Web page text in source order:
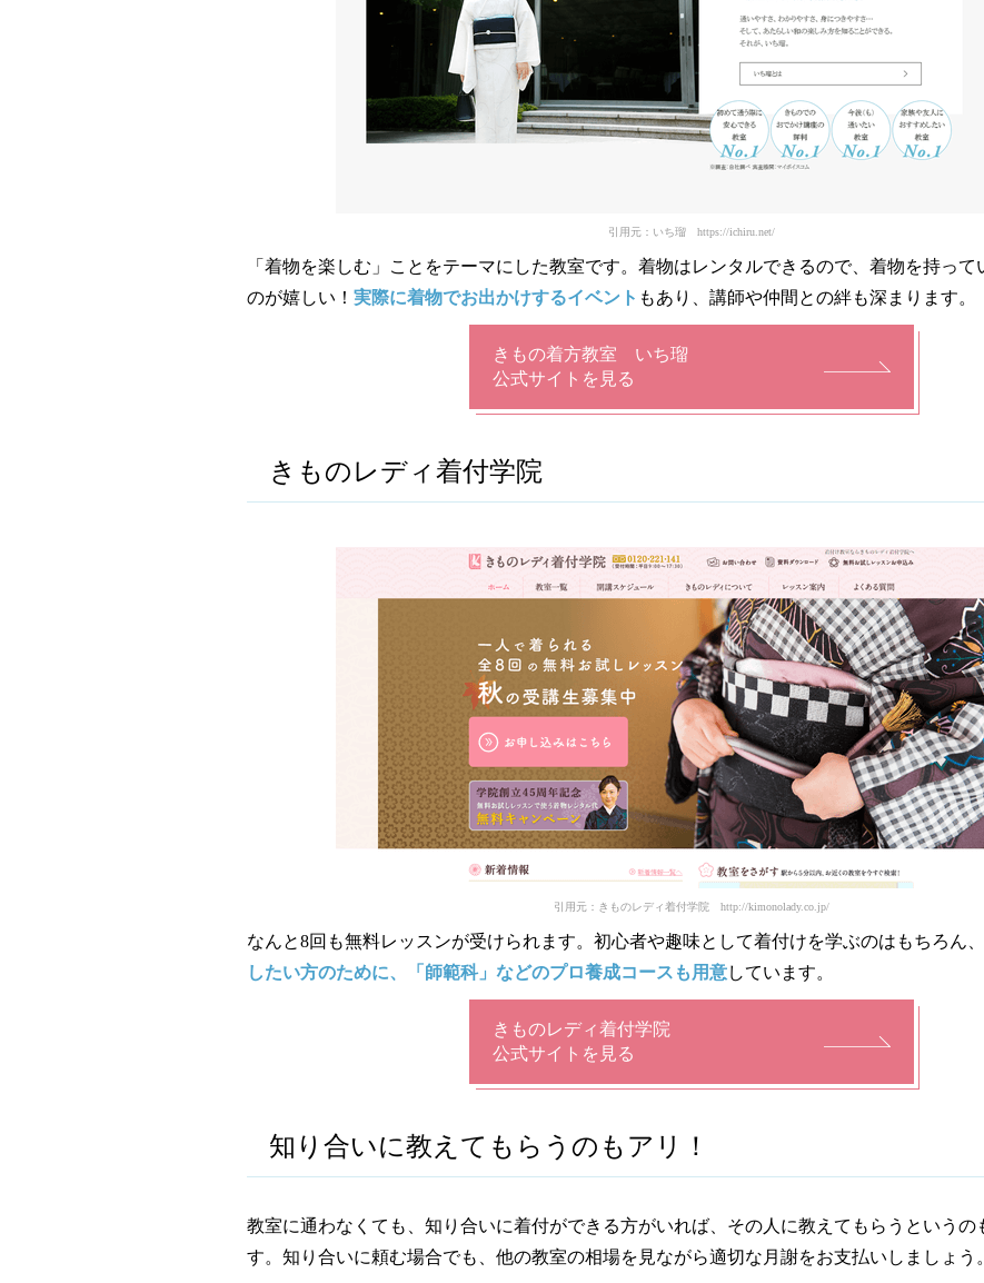
引用元：いち瑠 https://ichiru.net/
「着物を楽しむ」ことをテーマにした教室です。着物はレンタルできるので、着物を持って
のが嬉しい！ 実際に着物でお出かけするイベント もあり、講師や仲間との絆も深まります。
きもの着方教室 いち瑠
公式サイトを見る
きものレディ着付学院
引用元：きものレディ着付学院 http://kimonolady.co.jp/
なんと8回も無料レッスンが受けられます。初心者や趣味として着付けを学ぶのはもちろん、
したい方のために、「師範科」などのプロ養成コースも用意しています。
きものレディ着付学院
公式サイトを見る
知り合いに教えてもらうのもアリ！
教室に通わなくても、知り合いに着付ができる方がいれば、その人に教えてもらうというの
す。知り合いに頼む場合でも、他の教室の相場を見ながら適切な月謝をお支払いしましょう。